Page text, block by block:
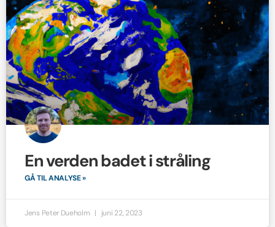
En verden badet i stråling
GÅ TIL ANALYSE »
Jens Peter Dueholm juni 22, 2023